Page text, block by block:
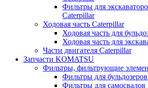
Фильтры для
Caterpillar
Ходовая часть Caterpillar
Ходовая часть для
Ходовая часть для
Части двигателя Caterpillar
Запчасти KOMATSU
Фильтры, фильтрующие
Фильтры для
Фильтры для самосвалов